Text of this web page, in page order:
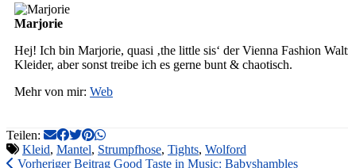
Marjorie
Hej! Ich bin Marjorie, quasi ‚the little sis‘ der Vienna Fashion
Kleider, aber sonst treibe ich es gerne bunt & chaotisch.
Mehr von mir: Web
Teilen:
Kleid, Mantel, Strumpfhose, Tights, Wolford
Vorheriger Beitrag Good Taste in Music: Babyshambles